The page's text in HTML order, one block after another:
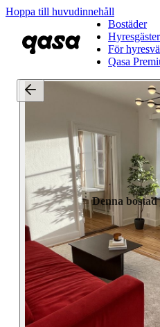
Hoppa till huvudinnehåll
Bostäder
Hyresgäster
För
Qasa
Denna